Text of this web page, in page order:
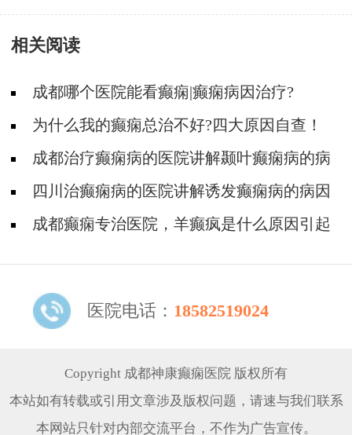
如何治疗呢?
相关阅读
成都哪个医院能看癫痫|癫痫病因治疗?
为什么我的癫痫总治不好?四大原因自查！
成都治疗癫痫病的医院讲解颞叶癫痫病的病
因? 四川治癫痫病的医院讲解诱发癫痫病的病因
有什么?
成都癫痫专治医院，羊癫疯是什么原因引起
医院电话： 18582519024
Copyright 成都神康癫痫医院 版权所有
本站如有转载或引用文章涉及版权问题，请速与我们联系
本网站只针对内部交流平台，不作为广告宣传。